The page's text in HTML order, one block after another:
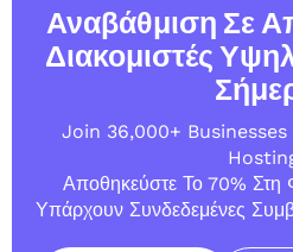
Αναβάθμιση Σε
Διακομιστές
Join 36,000+
Αποθηκεύστε Το 70% Στη
Υπάρχουν Συνδεδεμένες